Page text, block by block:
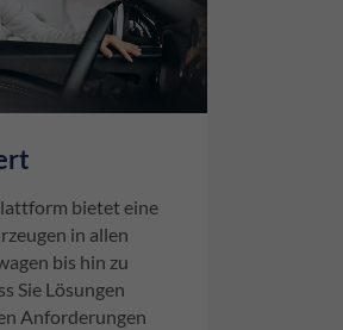
bietet eine
in allen
bis hin zu
Sie Lösungen
Anforderungen